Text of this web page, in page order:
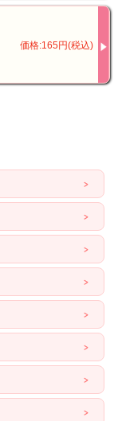
価格:165円(税込)